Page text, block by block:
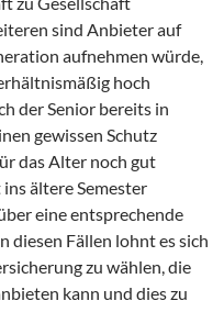
sind Anbieter auf
aufnehmen würde,
hoch
der Senior bereits in
gewissen Schutz
das Alter noch gut
ältere Semester
eine entsprechende
diesen Fällen lohnt es sich
zu wählen, die
kann und dies zu